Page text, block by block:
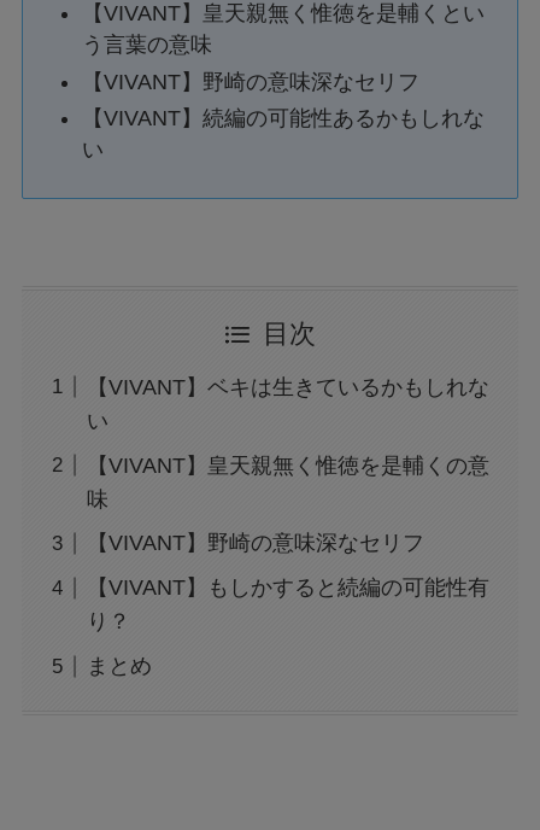
【VIVANT】皇天親無く惟徳を是輔くとい
う言葉の意味
【VIVANT】野崎の意味深なセリフ
【VIVANT】続編の可能性あるかもしれな
い
目次
【VIVANT】ベキは生きているかもしれな
い
【VIVANT】皇天親無く惟徳を是輔くの意
味
【VIVANT】野崎の意味深なセリフ
【VIVANT】もしかすると続編の可能性有
り？
まとめ